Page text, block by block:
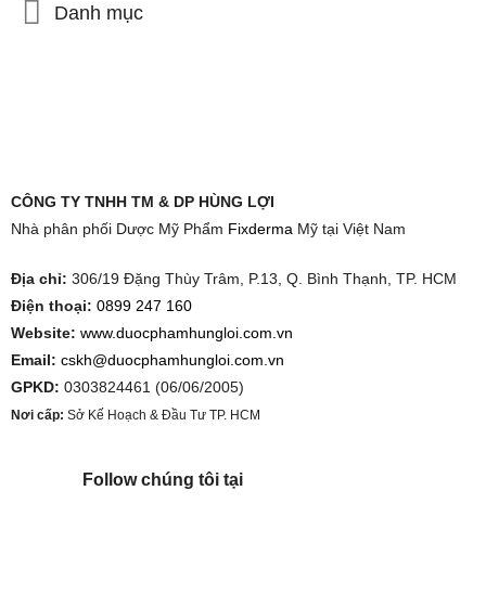
Danh mục
CÔNG TY TNHH TM & DP HÙNG LỢI
Nhà phân phối Dược Mỹ Phẩm Fixderma Mỹ tại Việt Nam
Địa chỉ: 306/19 Đặng Thùy Trâm, P.13, Q. Bình Thạnh, TP. HCM
Điện thoại: 0899 247 160
Website: www.duocphamhungloi.com.vn
Email: cskh@duocphamhungloi.com.vn
GPKD: 0303824461 (06/06/2005)
Nơi cấp: Sở Kế Hoạch & Đầu Tư TP. HCM
Follow chúng tôi tại